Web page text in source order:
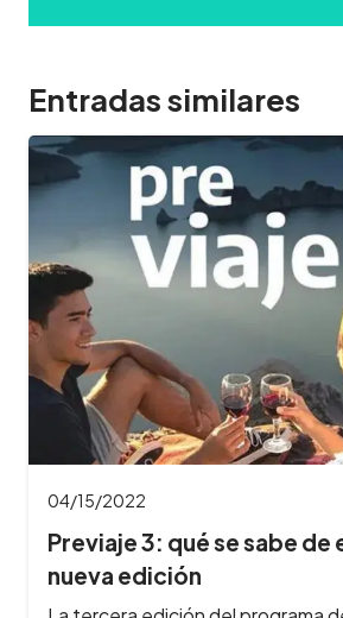
Entradas similares
04/04/2022
Se viene el Festival
Peperina en…